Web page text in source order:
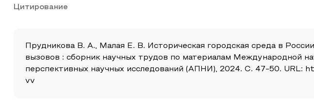
Цитирование
Прудникова В. А., Малая Е. В. Историческая городская среда в
вызовов : сборник научных трудов по материалам Международной
перспективных научных исследований (АПНИ), 2024. С. 47-50.
vv